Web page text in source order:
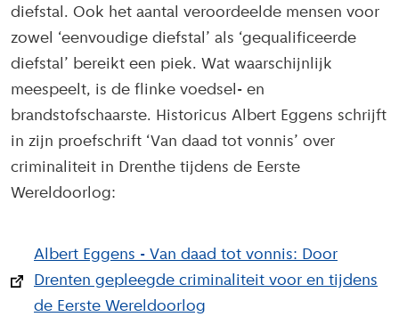
diefstal. Ook het aantal veroordeelde mensen voor
zowel ‘eenvoudige diefstal’ als ‘gequalificeerde
diefstal’ bereikt een piek. Wat waarschijnlijk
meespeelt, is de flinke voedsel- en
brandstofschaarste. Historicus Albert Eggens schrijft
in zijn proefschrift ‘Van daad tot vonnis’ over
criminaliteit in Drenthe tijdens de Eerste
Wereldoorlog:
Albert Eggens - Van daad tot vonnis: Door
Drenten gepleegde criminaliteit voor en tijdens
de Eerste Wereldoorlog